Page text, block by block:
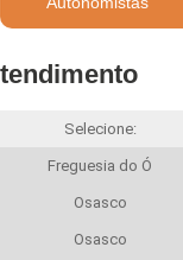
Selecione:
Freguesia do Ó
Osasco
Osasco